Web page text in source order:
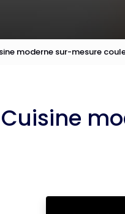
moderne sur-mesure
Cuisine